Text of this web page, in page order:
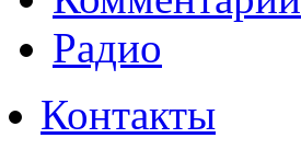
Радио
Контакты